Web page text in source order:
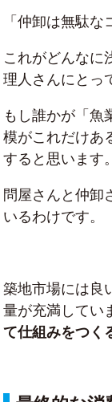
「仲卸は無駄な
これがどんなに
理人さんにとっ
もし誰かが「魚
模がこれだけあ
すると思います。
問屋さんと仲卸
いるわけです。
築地市場には良
量が充満してい
て仕組みをつく